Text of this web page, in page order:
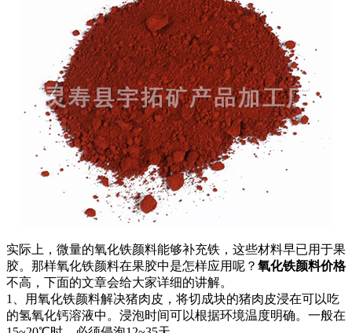
实际上，微量的氧化铁颜料能够补充铁，这些材料早已用于果
胶。那样氧化铁颜料在果胶中是怎样应用呢？ 氧化铁颜料价格
不高，下面的文章会给大家详细的讲解。
1、用氧化铁颜料解决猪肉皮，将切成块的猪肉皮浸在可以吃
的氢氧化钙溶液中。浸泡时间可以根据环境温度明确。一般在